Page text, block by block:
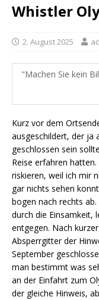
Whistler
2. August 2025
Machen Sie kein
Kurz vor dem
ausgeschildert, der ja
geschlossen sein
Reise erfahren
riskieren, weil ich mir
gar nichts sehen
bogen nach rechts
durch die Einsamkeit,
entgegen. Nach
Absperrgitter der
September
man bestimmt was
an der Einfahrt zum
der gleiche Hinweis,